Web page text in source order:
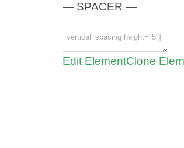
— SPACER —
Edit ElementClone